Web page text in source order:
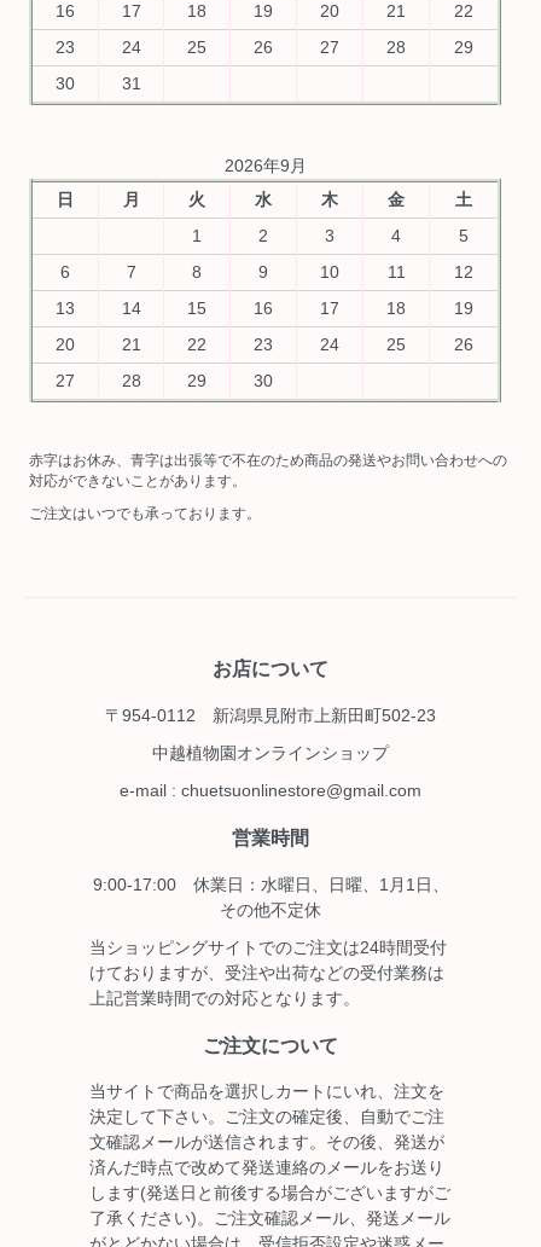
16
17 18 19 20 21
22
23
24 25 26 27 28
29
30
31
2026年9月
日
月 火 水 木 金
土
1
2 3 4
5
6
7 8 9 10 11
12
13
14 15 16 17 18
19
20
21 22 23 24 25
26
27
28 29 30
赤字はお休み、青字は出張等で不在のため商品の発送やお問い合わせへの
対応ができないことがあります。
ご注文はいつでも承っております。
お店について
〒954-0112 新潟県見附市上新田町502-23
中越植物園オンラインショップ
e-mail : chuetsuonlinestore@gmail.com
営業時間
9:00-17:00 休業日：水曜日、日曜、1月1日、
その他不定休
当ショッピングサイトでのご注文は24時間受付
けておりますが、受注や出荷などの受付業務は
上記営業時間での対応となります。
ご注文について
当サイトで商品を選択しカートにいれ、注文を
決定して下さい。ご注文の確定後、自動でご注
文確認メールが送信されます。その後、発送が
済んだ時点で改めて発送連絡のメールをお送り
します(発送日と前後する場合がございますがご
了承ください)。ご注文確認メール、発送メール